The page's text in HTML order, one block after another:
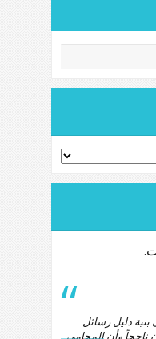
دليل رسائل
ناجحاً وأن المحامي